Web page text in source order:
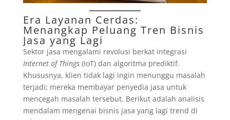
Era Layanan Cerdas:
Menangkap Peluang Tren Bisnis
Jasa yang Lagi
Sektor jasa mengalami revolusi berkat integrasi
Internet of Things(IoT) dan algoritma prediktif.
Khususnya, klien tidak lagi ingin menunggu masalah
terjadi; mereka membayar penyedia jasa untuk
mencegah masalah tersebut. Berikut adalah analisis
mendalam mengenai bisnis jasa yang lagi trend di